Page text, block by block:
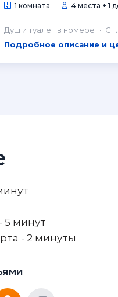
1 комната 4 места + 1
Душ и туалет в номере
Подробное описание и
5 минут
- 2 минуты